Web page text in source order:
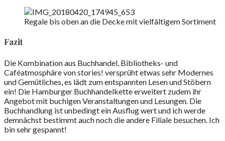
Regale bis oben an die Decke mit vielfältigem Sortiment
Fazit
Die Kombination aus Buchhandel, Bibliotheks- und
Caféatmosphäre von stories! versprüht etwas sehr Modernes
und Gemütliches, es lädt zum entspannten Lesen und Stöbern
ein! Die Hamburger Buchhandelkette erweitert zudem ihr
Angebot mit buchigen Veranstaltungen und Lesungen. Die
Buchhandlung ist unbedingt ein Ausflug wert und ich werde
demnächst bestimmt auch noch die andere Filiale besuchen. Ich
bin sehr gespannt!